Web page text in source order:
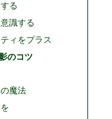
る
識する
ィをプラス
のコツ
魔法